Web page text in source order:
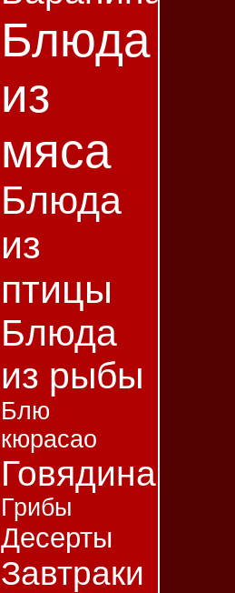
Блюда
из
мяса
Блюда
из
птицы
Блюда
из рыбы
Блю
кюрасао
Говядина
Грибы
Десерты
Завтраки